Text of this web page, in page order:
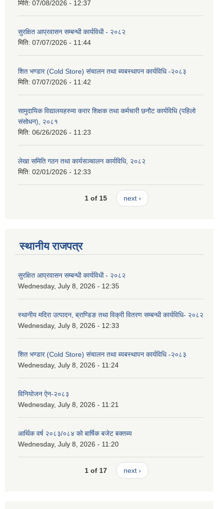
मिति: 07/08/2026 - 12:37
सुरक्षित आप्रवासन सम्बन्धी कार्यविधी - २०८२
मिति: 07/07/2026 - 11:44
शित भण्डार (Cold Store) संचालन तथा ब्यबस्थापन कार्यविधि -२०८३
मिति: 07/07/2026 - 11:42
सामुदायिक विद्यालयहरुमा करार शिक्षक तथा कर्मचारी छनौट कार्यविधि (पहिलो
संसोधन), २०८१
मिति: 06/26/2026 - 11:23
लेखा समिति गठन तथा कार्यसञ्चालन कार्यविधि, २०८२
मिति: 02/01/2026 - 12:33
1 of 15 next ›
स्थानीय राजपत्र
सुरक्षित आप्रवासन सम्बन्धी कार्यविधी - २०८२
Wednesday, July 8, 2026 - 12:35
स्थानीय मदिरा उत्पादन, ब्राण्डिङ तथा विक्री वितरण सम्बन्धी कार्यविधि- २०८२
Wednesday, July 8, 2026 - 12:33
शित भण्डार (Cold Store) संचालन तथा ब्यबस्थापन कार्यविधि -२०८३
Wednesday, July 8, 2026 - 11:24
विनियोजन ऐन-२०८३
Wednesday, July 8, 2026 - 11:21
आर्थिक वर्ष २०८३/०८४ को बार्षिक बजेट बक्तब्य
Wednesday, July 8, 2026 - 11:20
1 of 17 next ›